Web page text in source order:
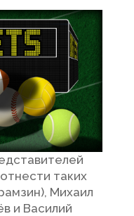
таких
Михаил
и Василий